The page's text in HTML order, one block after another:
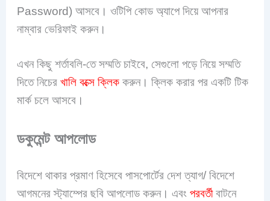
Password) আসবে। ওটিপি কোড অ্যাপে দিয়ে আপনার
নাম্বার ভেরিফাই করুন।
এখন কিছু শর্তাবলি-তে সম্মতি চাইবে, সেগুলো পড়ে নিয়ে সম্মতি
দিতে নিচের খালি বক্সে ক্লিককরুন। ক্লিক করার পর একটি টিক
মার্ক চলে আসবে।
ডকুমেন্ট আপলোড
বিদেশে থাকার প্রমাণ হিসেবে পাসপোর্টের দেশ ত্যাগ/ বিদেশে
আগমনের স্ট্যাম্পের ছবি আপলোড করুন। এবং পরবর্তীবাটনে